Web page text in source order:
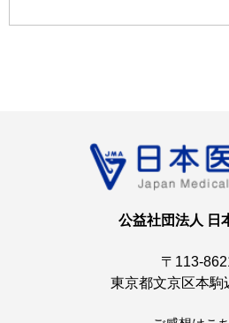
公益社団法人 日
〒113-
東京都文京区本駒